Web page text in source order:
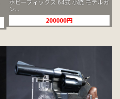
ン...
200000円